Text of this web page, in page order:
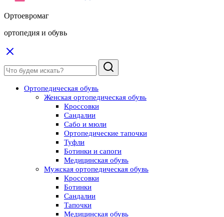
Ортоевромаг
ортопедия и обувь
Ортопедическая обувь
Женская ортопедическая обувь
Кроссовки
Сандалии
Сабо и мюли
Ортопедические тапочки
Туфли
Ботинки и сапоги
Медицинская обувь
Мужская ортопедическая обувь
Кроссовки
Ботинки
Сандалии
Тапочки
Медицинская обувь